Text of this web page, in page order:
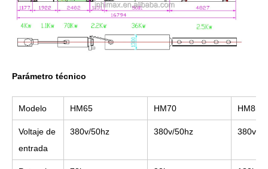
Parámetro técnico
Modelo HM65 HM70 HM85
Voltaje de
entrada
380v/50hz 380v/50hz 380v/